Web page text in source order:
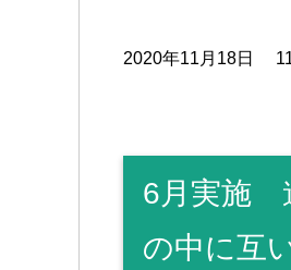
2020年11月18日
6月実施
の中に互